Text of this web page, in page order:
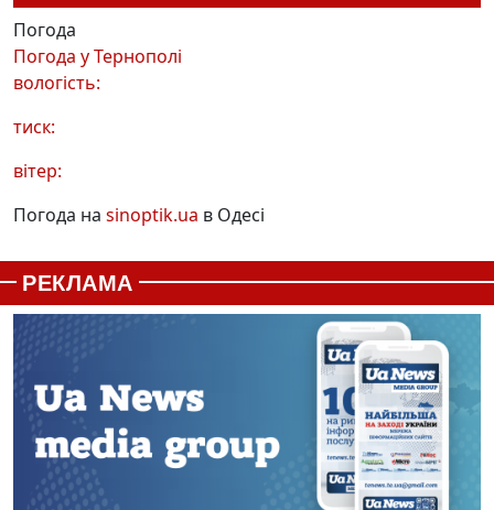
Погода
Погода уТернополі
вологість:
тиск:
вітер:
Погода на sinoptik.ua в Одесі
РЕКЛАМА